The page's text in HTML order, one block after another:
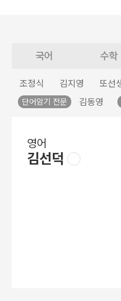
국어 수학
조정식 김지영 또선
단어암기 전문 김동영
영어
김선덕